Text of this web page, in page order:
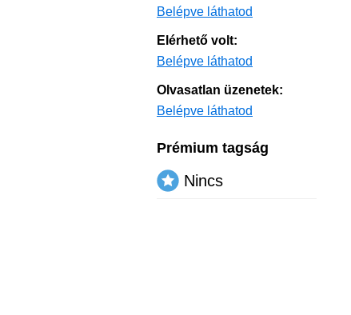
Belépve láthatod
Elérhető volt:
Belépve láthatod
Olvasatlan üzenetek:
Belépve láthatod
Prémium tagság
Nincs